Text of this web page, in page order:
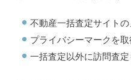
不動産一括査定サイト
プライバシーマークを
一括査定以外に訪問査